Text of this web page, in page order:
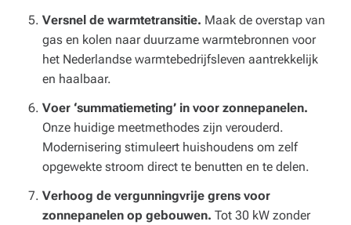
Versnel de warmtetransitie. Maak de overstap van
gas en kolen naar duurzame warmtebronnen voor
het Nederlandse warmtebedrijfsleven aantrekkelijk
en haalbaar.
Voer ‘summatiemeting’ in voor zonnepanelen.
Onze huidige meetmethodes zijn verouderd.
Modernisering stimuleert huishoudens om zelf
opgewekte stroom direct te benutten en te delen.
Verhoog de vergunningvrije grens voor
zonnepanelen op gebouwen. Tot 30 kW zonder